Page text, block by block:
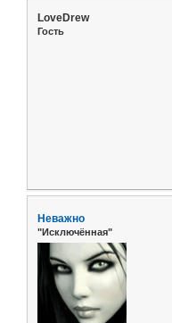
LoveDrew
Гость
Неважно
"Исключённая"